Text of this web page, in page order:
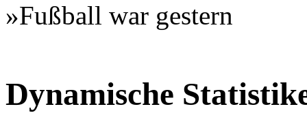
»Fußball war gestern
Dynamische